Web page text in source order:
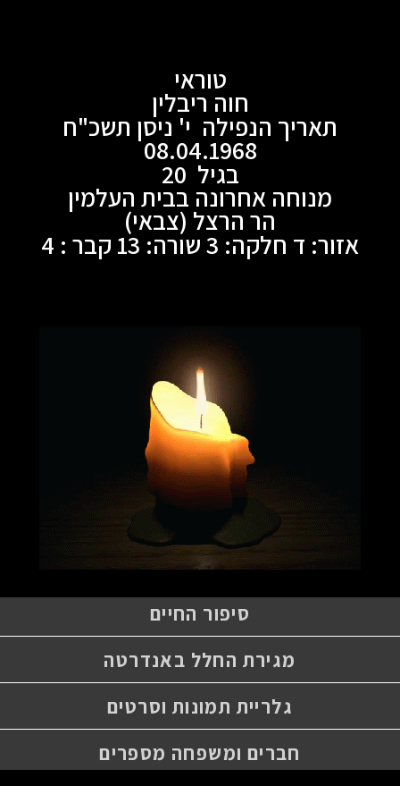
טוראי
חוה ריבלין
תאריך הנפילה י' ניסן תשכ"ח
08.04.1968
בגיל 20
מנוחה אחרונה בבית העלמין
הר הרצל (צבאי)
אזור: ד חלקה: 3 שורה: 13 קבר : 4
סיפור החיים
מגירת החלל באנדרטה
גלריית תמונות וסרטים
חברים ומשפחה מספרים